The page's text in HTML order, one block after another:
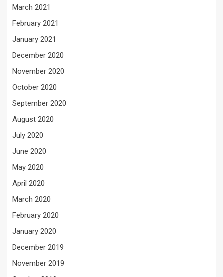
March 2021
February 2021
January 2021
December 2020
November 2020
October 2020
September 2020
August 2020
July 2020
June 2020
May 2020
April 2020
March 2020
February 2020
January 2020
December 2019
November 2019